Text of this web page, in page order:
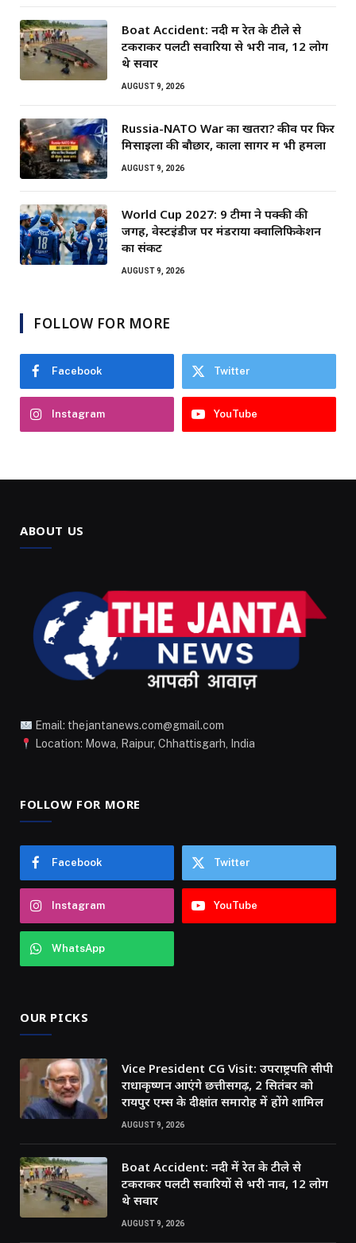
Boat Accident: नदी में रेत के टीले से
टकराकर पलटी सवारियों से भरी नाव, 12 लोग
थे सवार
AUGUST 9, 2026
Russia-NATO War का खतरा? कीव पर फिर
मिसाइलों की बौछार, काला सागर में भी हमला
AUGUST 9, 2026
World Cup 2027: 9 टीमों ने पक्की की
जगह, वेस्टइंडीज पर मंडराया क्वालिफिकेशन
का संकट
AUGUST 9, 2026
FOLLOW FOR MORE
Facebook Twitter
Instagram YouTube
ABOUT US
Email: thejantanews.com@gmail.com
Location: Mowa, Raipur, Chhattisgarh, India
FOLLOW FOR MORE
Facebook Twitter
Instagram YouTube
WhatsApp
OUR PICKS
Vice President CG Visit: उपराष्ट्रपति सीपी
राधाकृष्णन आएंगे छत्तीसगढ़, 2 सितंबर को
रायपुर एम्स के दीक्षांत समारोह में होंगे शामिल
AUGUST 9, 2026
Boat Accident: नदी में रेत के टीले से
टकराकर पलटी सवारियों से भरी नाव, 12 लोग
थे सवार
AUGUST 9, 2026